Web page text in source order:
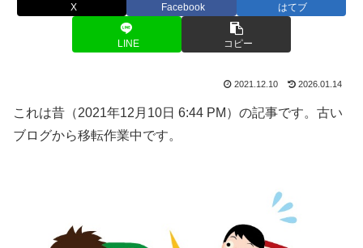
X Facebook はてブ
LINE コピー
2021.12.10 2026.01.14
これは昔（2021年12月10日 6:44 PM）の記事です。古い
ブログから移転作業中です。